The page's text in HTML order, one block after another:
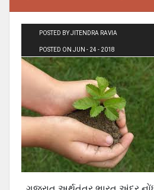
POSTED BY JITENDRA RAVIA
POSTED ON JUN - 24 - 2018